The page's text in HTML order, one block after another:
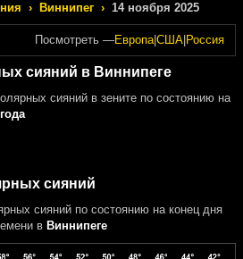
› Виннипег › 14 ноября 2025
Посмотреть —Европа|США Россия
сияний в Виннипеге
сияний в зените по состоянию на
сияний
сияний по состоянию на конец дня
в Виннипеге